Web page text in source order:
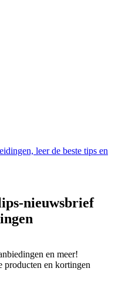
leer de beste tips en
nieuwsbrief
en meer!
producten en kortingen